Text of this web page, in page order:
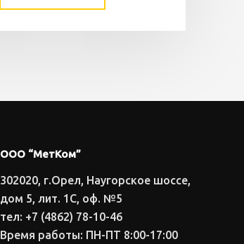
ООО “МетКом”
302020, г.Орел, Наугорское шоссе,
дом 5, лит. 1С, оф. №5
тел: +7 (4862) 78-10-46
Время работы: ПН-ПТ 8:00-17:00